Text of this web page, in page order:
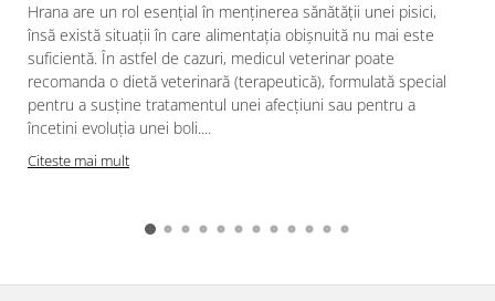
Hrana are un rol esențial în menținerea sănătății unei pisici,
însă există situații în care alimentația obișnuită nu mai este
suficientă. În astfel de cazuri, medicul veterinar poate
recomanda o dietă veterinară (terapeutică), formulată special
pentru a susține tratamentul unei afecțiuni sau pentru a
încetini evoluția unei boli....
Citeste mai mult